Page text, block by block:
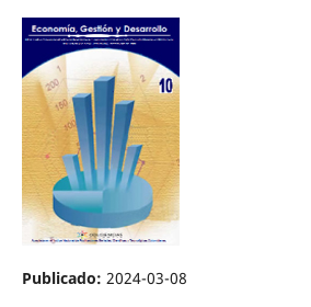
Publicado: 2024-03-08